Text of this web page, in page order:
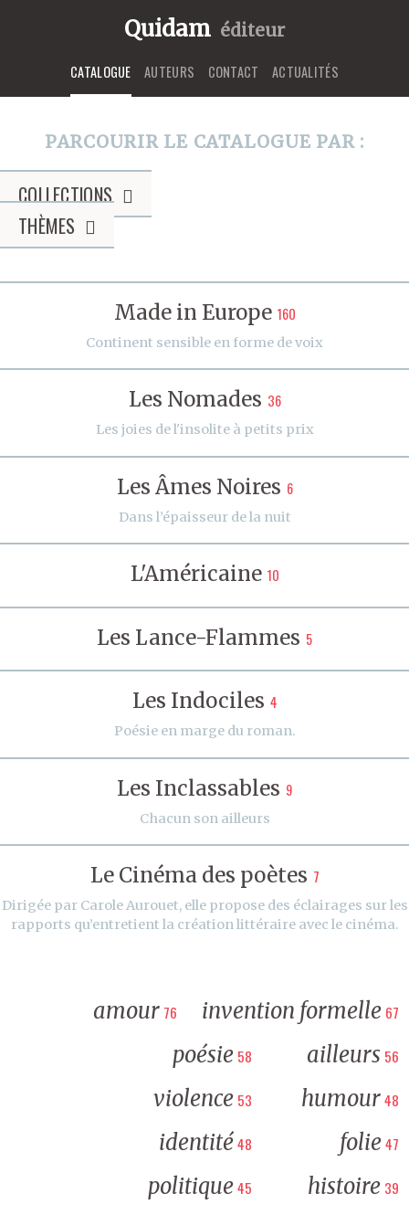
Quidam éditeur
CATALOGUE AUTEURS CONTACT ACTUALITÉS
PARCOURIR LE CATALOGUE PAR :
COLLECTIONS
THÈMES
Made in Europe 160
Continent sensible en forme de voix
Les Nomades 36
Les joies de l'insolite à petits prix
Les Âmes Noires 6
Dans l’épaisseur de la nuit
L'Américaine 10
Les Lance-Flammes 5
Les Indociles 4
Poésie en marge du roman.
Les Inclassables 9
Chacun son ailleurs
Le Cinéma des poètes 7
Dirigée par Carole Aurouet, elle propose des éclairages sur les
rapports qu’entretient la création littéraire avec le cinéma.
amour 76 invention formelle 67
poésie 58 ailleurs 56
violence 53 humour48
identité48 folie47
politique45 histoire 39